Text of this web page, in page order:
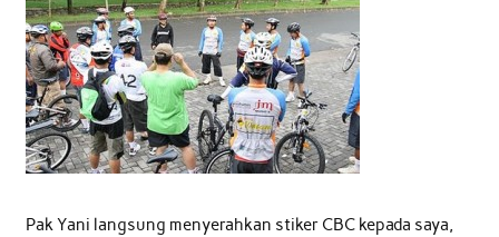
Pak Yani langsung menyerahkan stiker CBC kepada saya,